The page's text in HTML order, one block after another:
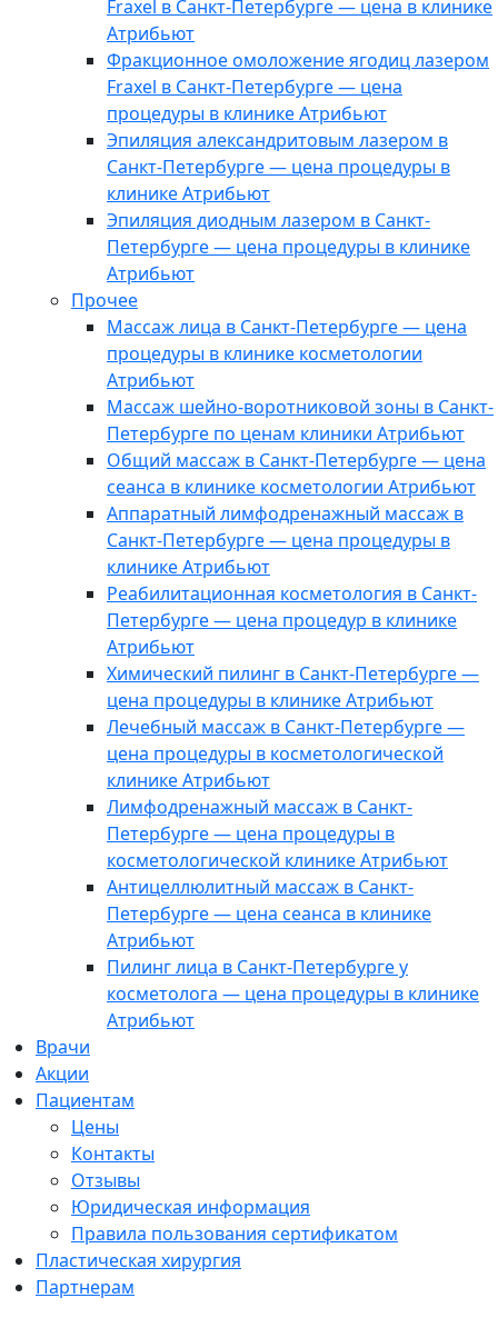
Fraxel в Санкт-Петербурге — цена в клинике
Атрибьют
Фракционное омоложение ягодиц лазером
Fraxel в Санкт-Петербурге — цена
процедуры в клинике Атрибьют
Эпиляция александритовым лазером в
Санкт-Петербурге — цена процедуры в
клинике Атрибьют
Эпиляция диодным лазером в Санкт-
Петербурге — цена процедуры в клинике
Атрибьют
Прочее
Массаж лица в Санкт-Петербурге — цена
процедуры в клинике косметологии
Атрибьют
Массаж шейно-воротниковой зоны в Санкт-
Петербурге по ценам клиники Атрибьют
Общий массаж в Санкт-Петербурге — цена
сеанса в клинике косметологии Атрибьют
Аппаратный лимфодренажный массаж в
Санкт-Петербурге — цена процедуры в
клинике Атрибьют
Реабилитационная косметология в Санкт-
Петербурге — цена процедур в клинике
Атрибьют
Химический пилинг в Санкт-Петербурге —
цена процедуры в клинике Атрибьют
Лечебный массаж в Санкт-Петербурге —
цена процедуры в косметологической
клинике Атрибьют
Лимфодренажный массаж в Санкт-
Петербурге — цена процедуры в
косметологической клинике Атрибьют
Антицеллюлитный массаж в Санкт-
Петербурге — цена сеанса в клинике
Атрибьют
Пилинг лица в Санкт-Петербурге у
косметолога — цена процедуры в клинике
Атрибьют
Врачи
Акции
Пациентам
Цены
Контакты
Отзывы
Юридическая информация
Правила пользования сертификатом
Пластическая хирургия
Партнерам